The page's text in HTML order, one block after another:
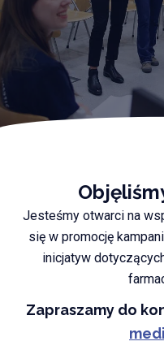
Jesteśmy otwarci na
się w promocję
inicjatyw
Zapraszamy do